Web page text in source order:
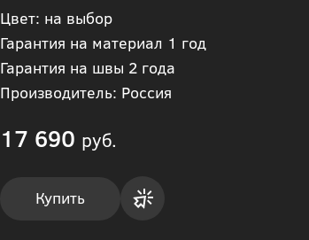
Цвет: на выбор
Гарантия на материал 1 год
Гарантия на швы 2 года
Производитель: Россия
17 690 руб.
Купить